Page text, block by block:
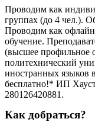
Проводим как
группах (до 4 чел.).
Проводим как
обучение.
(высшее профильное
политехнический
иностранных языков
бесплатно!* ИП
280126420881.
Как добраться?